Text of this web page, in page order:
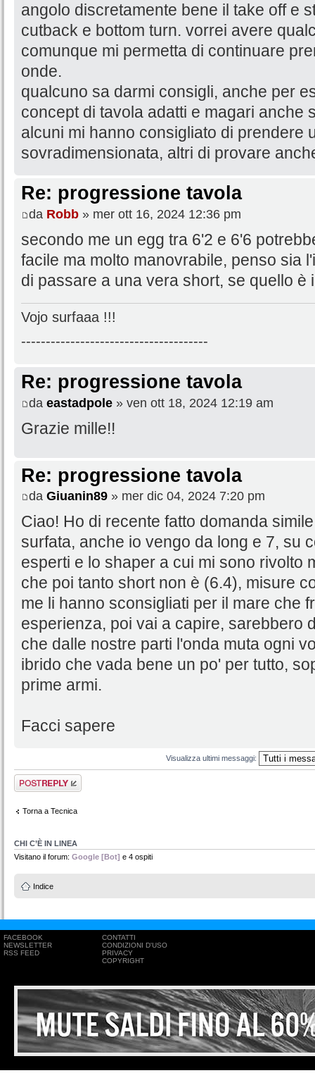
angolo discretamente bene il take off e
cutback e bottom turn. vorrei avere
comunque mi permetta di continuare
onde.
qualcuno sa darmi consigli, anche per
concept di tavola adatti e magari anche
alcuni mi hanno consigliato di prendere
sovradimensionata, altri di provare
Re: progressione tavola
da Robb » mer ott 16, 2024 12:36 pm
secondo me un egg tra 6'2 e 6'6
facile ma molto manovrabile, penso sia
di passare a una vera short, se quello è
Vojo surfaaa !!!
--------------------------------------
Re: progressione tavola
da eastadpole » ven ott 18, 2024 12:19 am
Grazie mille!!
Re: progressione tavola
da Giuanin89 » mer dic 04, 2024 7:20 pm
Ciao! Ho di recente fatto domanda
surfata, anche io vengo da long e 7, su
esperti e lo shaper a cui mi sono rivolto
che poi tanto short non è (6.4), misure
me li hanno sconsigliati per il mare che
esperienza, poi vai a capire, sarebbero
che dalle nostre parti l'onda muta ogni
ibrido che vada bene un po' per tutto,
prime armi.
Facci sapere
Visualizza ultimi messaggi:
Rispondi al
messaggio
Torna a Tecnica
CHI C’È IN LINEA
Visitano il forum: Google [Bot] e 4 ospiti
Indice
FACEBOOK
NEWSLETTER
RSS FEED
CONTATTI
CONDIZIONI D'USO
PRIVACY
COPYRIGHT